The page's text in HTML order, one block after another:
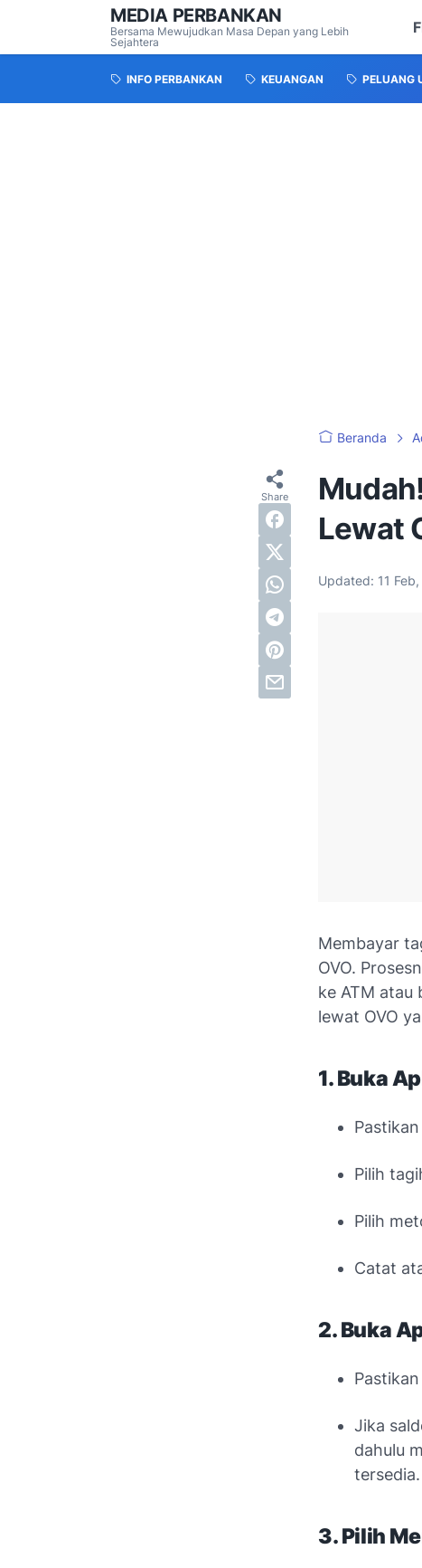
MEDIA PERBANKAN
Bersama Mewujudkan Masa Depan yang Lebih
Sejahtera
INFO PERBANKAN KEUANGAN PELUANG
Beranda
Lewat
Updated: 11
Membayar
OVO.
ke ATM atau
lewat OVO
1. Buka
Pilih
Pilih
Catat
2. Buka
Jika
dahulu
tersedia.
3. Pilih